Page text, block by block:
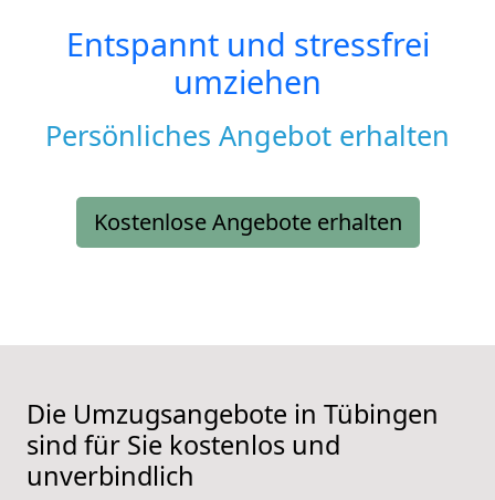
Entspannt und stressfrei
umziehen
Persönliches Angebot erhalten
Kostenlose Angebote erhalten
Die Umzugsangebote in Tübingen
sind für Sie kostenlos und
unverbindlich